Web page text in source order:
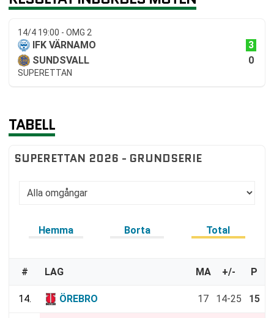
14/4 19:00 - OMG 2
IFK VÄRNAMO
3
SUNDSVALL
0
SUPERETTAN
TABELL
SUPERETTAN 2026 - GRUNDSERIE
Hemma Borta Total
# LAG MA +/- P
14. ÖREBRO 17 14-25 15